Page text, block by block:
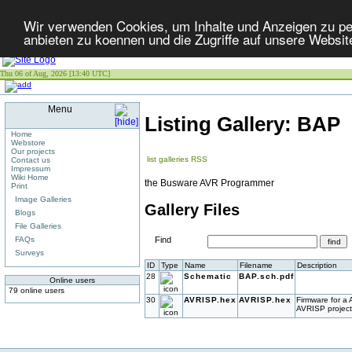
Wir verwenden Cookies, um Inhalte und Anzeigen zu
anbieten zu koennen und die Zugriffe auf unsere
Thu 06 of Aug, 2026 [13:40 UTC]
Menu
Home
Webstore
Our projects
Contact us
Impressum
Wiki Home
Print
Image Galleries
Blogs
File Galleries
FAQs
Surveys
Online users
79 online users
Listing Gallery: BAP
list galleries RSS
the Busware AVR Programmer
Gallery Files
Find
ID Type Name Filename
Description
28
Schematic BAP.sch.pdf
30 AVRISP.hex AVRISP.hex
Firmware for a
AVRISP